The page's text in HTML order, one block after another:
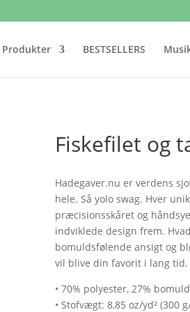
Produkter BESTSELLERS
Fiskefilet og
Hadegaver.nu er verdens
hele. Så yolo swag. Hver
præcisionsskåret og
indviklede design frem.
bomuldsfølende ansigt og
vil blive din favorit i lang tid.
• 70% polyester, 27%
• Stofvægt: 8,85 oz/yd² (300